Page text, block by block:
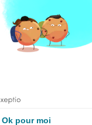
électricité